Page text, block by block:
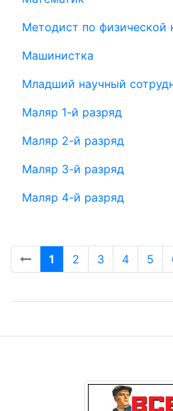
Методист по физической
Машинистка
Младший научный
Маляр 1-й разряд
Маляр 2-й разряд
Маляр 3-й разряд
Маляр 4-й разряд
1 2 3 4 5